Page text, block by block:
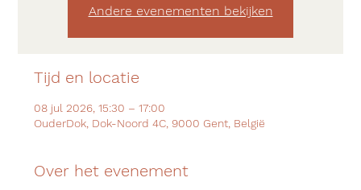
Andere evenementen bekijken
Tijd en locatie
08 jul 2026, 15:30 – 17:00
OuderDok, Dok-Noord 4C, 9000 Gent, België
Over het evenement